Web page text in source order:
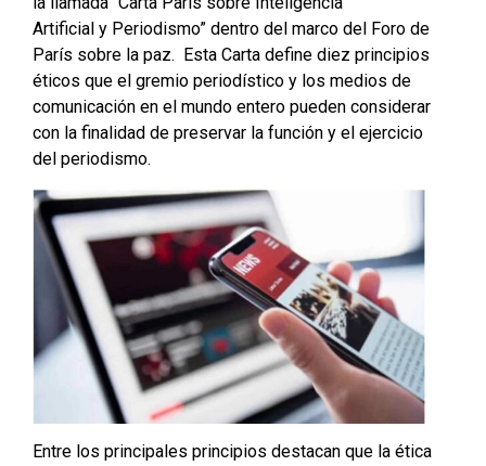
Artificial y Periodismo” dentro del marco del Foro de
París sobre la paz. Esta Carta define diez principios
éticos que el gremio periodístico y los medios de
comunicación en el mundo entero pueden considerar
con la finalidad de preservar la función y el ejercicio
del periodismo.
Entre los principales principios destacan que la ética